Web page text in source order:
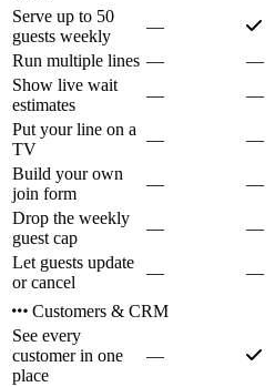
Serve up to 50
guests weekly
—
Run multiple lines —
—
Show live wait
estimates
—
—
Put your line on a
TV
—
—
Build your own
join form
—
—
Drop the weekly
guest cap
—
—
Let guests update
or cancel
— —
Customers & CRM
See every
customer in one
place
—